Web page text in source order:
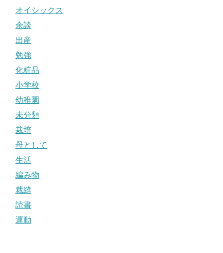
オイシックス
余談
出産
勉強
化粧品
小学校
幼稚園
未分類
栽培
母として
生活
編み物
裁縫
読書
運動